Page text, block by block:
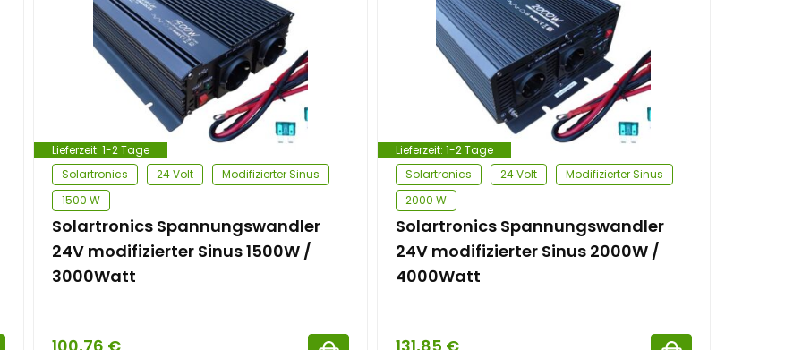
Lieferzeit:1-2 Tage
Solartronics
24 Volt
Modifizierter Sinus
1500 W
Solartronics Spannungswandler
24V modifizierter Sinus 1500W /
3000Watt
Lieferzeit: 1-2 Tage
Solartronics
24 Volt
Modifizierter Sinus
2000 W
Solartronics Spannungswandler
24V modifizierter Sinus 2000W /
4000Watt